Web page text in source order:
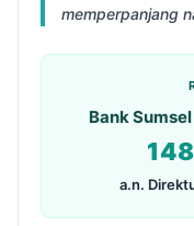
memperpanjang
Bank
a.n.